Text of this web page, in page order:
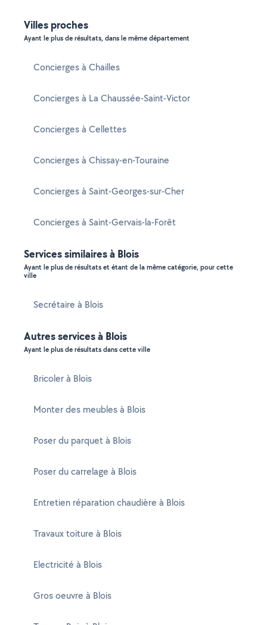
Villes proches
Ayant le plus de résultats, dans le même département
Concierges à Chailles
Concierges à La Chaussée-Saint-Victor
Concierges à Cellettes
Concierges à Chissay-en-Touraine
Concierges à Saint-Georges-sur-Cher
Concierges à Saint-Gervais-la-Forêt
Services similaires à Blois
Ayant le plus de résultats et étant de la même catégorie, pour cette
ville
Secrétaire à Blois
Autres services à Blois
Ayant le plus de résultats dans cette ville
Bricoler à Blois
Monter des meubles à Blois
Poser du parquet à Blois
Poser du carrelage à Blois
Entretien réparation chaudière à Blois
Travaux toiture à Blois
Electricité à Blois
Gros oeuvre à Blois